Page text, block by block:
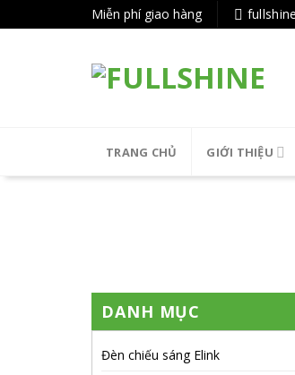
tục
Miễn phí giao hàng
TRANG CHỦ GIỚI THIỆU
DANH MỤC
Đèn chiếu sáng Elink